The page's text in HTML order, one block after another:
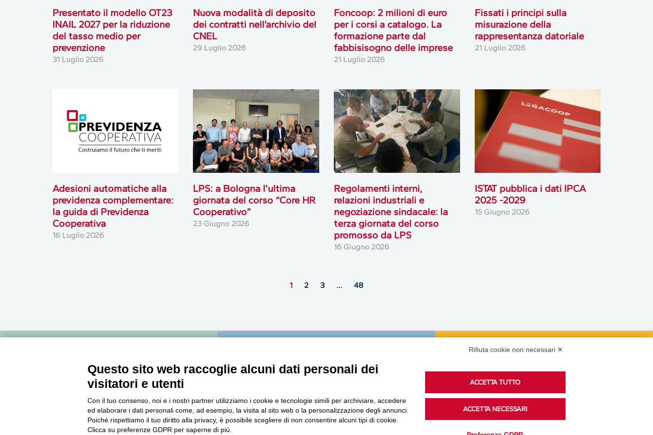
Presentato il modello OT23
INAIL 2027 per la riduzione
del tasso medio per
prevenzione
31 Luglio 2026
Nuova modalità di deposito
dei contratti nell’archivio del
CNEL
29 Luglio 2026
Foncoop: 2 milioni di euro
per i corsi a catalogo. La
formazione parte dal
fabbisisogno delle imprese
21 Luglio 2026
Fissati i principi sulla
misurazione della
rappresentanza datoriale
21 Luglio 2026
Adesioni automatiche alla
previdenza complementare:
la guida di Previdenza
Cooperativa
16 Luglio 2026
LPS: a Bologna l’ultima
giornata del corso “Core HR
Cooperativo”
23 Giugno 2026
Regolamenti interni,
relazioni industriali e
negoziazione sindacale: la
terza giornata del corso
promosso da LPS
16 Giugno 2026
ISTAT pubblica i dati IPCA
2025 -2029
15 Giugno 2026
1 2 3 … 48
Newsletter
Accedi o iscriviti alla nostra Newsletter Legacoop
Informazioni per restare sempre aggiornati sul
mondo della cooperazione.
MultiMedia
Guarda i nostri video, storie e webinar.
Ascolta i podcast di approfondimento di Legacoop
Rifiuta cookie non necessari ✕
Questo sito web raccoglie alcuni dati personali dei
visitatori e utenti
Con il tuo consenso, noi e i nostri partner utilizziamo i cookie e tecnologie simili per archiviare, accedere
ed elaborare i dati personali come, ad esempio, la visita al sito web o la personalizzazione degli annunci.
Poiché rispettiamo il tuo diritto alla privacy, è possibile scegliere di non consentire alcuni tipi di cookie.
Clicca su preferenze GDPR per saperne di più.
ACCETTA TUTTO
ACCETTA NECESSARI